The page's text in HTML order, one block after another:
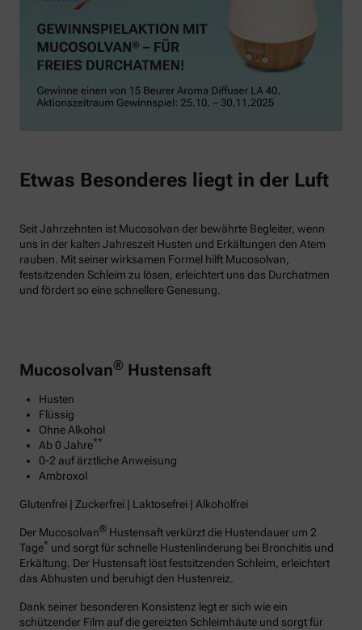
Etwas Besonderes liegt in der Luft
Seit Jahrzehnten ist Mucosolvan der bewährte Begleiter, wenn
uns in der kalten Jahreszeit Husten und Erkältungen den Atem
rauben. Mit seiner wirksamen Formel hilft Mucosolvan,
festsitzenden Schleim zu lösen, erleichtert uns das Durchatmen
und fördert so eine schnellere Genesung.
Mucosolvan® Hustensaft
Husten
Flüssig
Ohne Alkohol
Ab 0 Jahre**
0-2 auf ärztliche Anweisung
Ambroxol
Glutenfrei | Zuckerfrei | Laktosefrei | Alkoholfrei
Der Mucosolvan® Hustensaft verkürzt die Hustendauer um 2
Tage* und sorgt für schnelle Hustenlinderung bei Bronchitis und
Erkältung. Der Hustensaft löst festsitzenden Schleim, erleichtert
das Abhusten und beruhigt den Hustenreiz.
Dank seiner besonderen Konsistenz legt er sich wie ein
schützender Film auf die gereizten Schleimhäute und sorgt für